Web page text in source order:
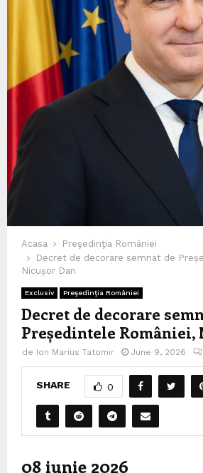
Acasa
Preşedinţia României
Decret de decorare semnat de
Nicușor Dan
Exclusiv Preşedinţia României
Decret de decorare
Președintele României,
de Ion Marius Tatomir June 9, 2026
SHARE 0
08 iunie 2026